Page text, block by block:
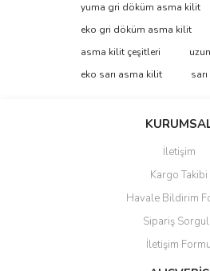
Bu ürüne ilk yorumu
Yorum Yaz
tarafımıza iletebilirsiniz.
Görüş ve önerileriniz için teşekkür ederiz.
Ürün resmi kalitesiz, bozuk veya
Bu ürüne benzer farklı alternatifler
yuma gri döküm asma kilit
eko gri döküm asma kilit
asma kilit çeşitleri
eko sarı asma kilit
İletişim
Kargo Takibi
Havale Bildirim
Sipariş
İletişim Formu